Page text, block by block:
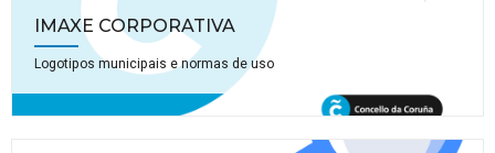
IMAXE CORPORATIVA
Logotipos municipais e normas de uso